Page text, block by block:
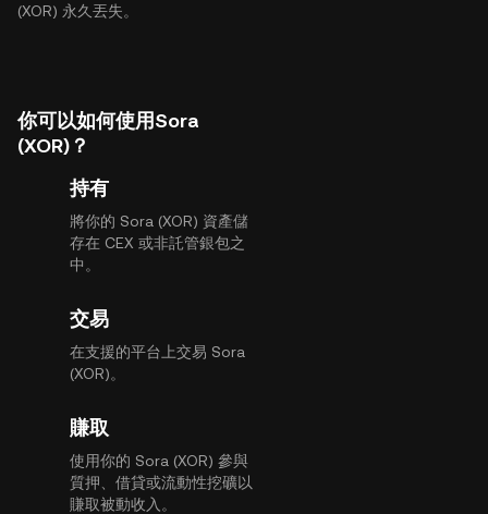
(XOR) 永久丟失。
你可以如何使用Sora
(XOR)？
持有
將你的 Sora (XOR) 資產儲
存在 CEX 或非託管銀包之
中。
交易
在支援的平台上交易 Sora
(XOR)。
賺取
使用你的 Sora (XOR) 參與
質押、借貸或流動性挖礦以
賺取被動收入。